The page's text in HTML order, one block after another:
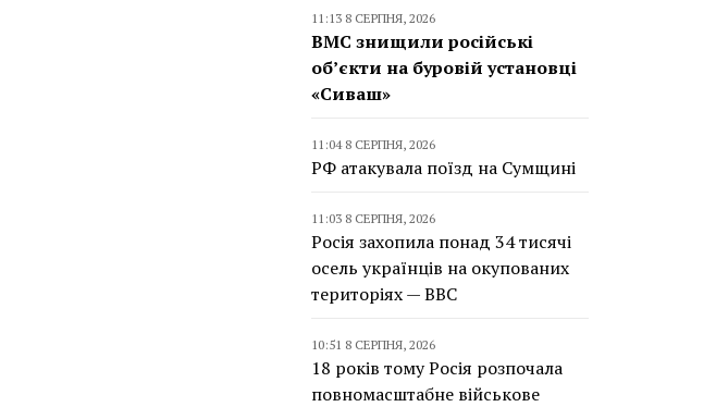
11:13 8 СЕРПНЯ, 2026
ВМС знищили російські
об’єкти на буровій установці
«Сиваш»
11:04 8 СЕРПНЯ, 2026
РФ атакувала поїзд на Сумщині
11:03 8 СЕРПНЯ, 2026
Росія захопила понад 34 тисячі
осель українців на окупованих
територіях — BBC
10:51 8 СЕРПНЯ, 2026
18 років тому Росія розпочала
повномасштабне військове